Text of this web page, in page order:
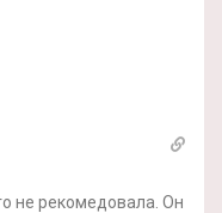
не рекомедовала. Он